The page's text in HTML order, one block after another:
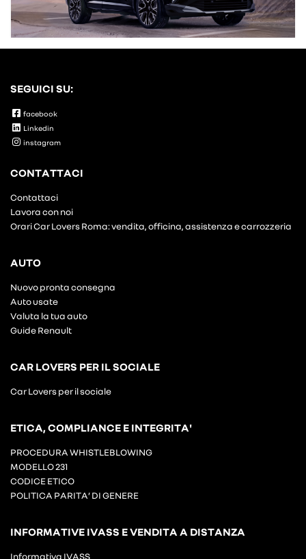
SEGUICI SU:
facebook
Linkedin
instagram
CONTATTACI
Contattaci
Lavora con noi
Orari Car Lovers Roma: vendita, officina, assistenza e carrozzeria
AUTO
Nuovo pronta consegna
Auto usate
Valuta la tua auto
Guide Renault
CAR LOVERS PER IL SOCIALE
Car Lovers per il sociale
ETICA, COMPLIANCE E INTEGRITA'
PROCEDURA WHISTLEBLOWING
MODELLO 231
CODICE ETICO
POLITICA PARITA’ DI GENERE
INFORMATIVE IVASS E VENDITA A DISTANZA
Informativa IVASS